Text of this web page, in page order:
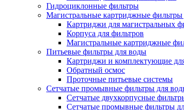
Гидроциклонные фильтры
Магистральные картриджные
Картриджи для магистральных
Корпуса для фильтров
Магистральные картриджные
Питьевые фильтры для воды
Картриджи и комплектующие
Обратный осмос
Проточные питьевые системы
Сетчатые промывные фильтры для
Сетчатые двухкорпусные
Сетчатые промывные фильтры